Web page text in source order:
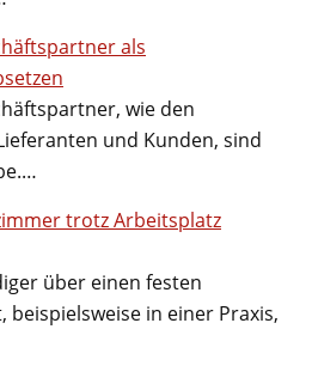
als
wie den
und Kunden, sind
trotz Arbeitsplatz
über einen festen
beispielsweise in einer Praxis,